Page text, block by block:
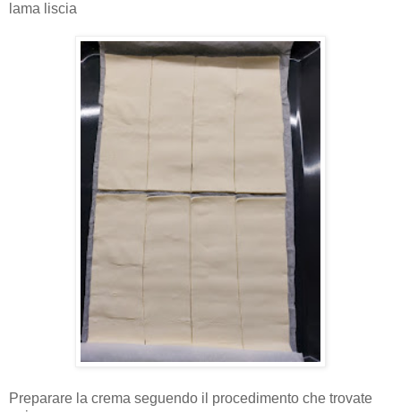
lama liscia
Preparare la crema seguendo il procedimento che trovate